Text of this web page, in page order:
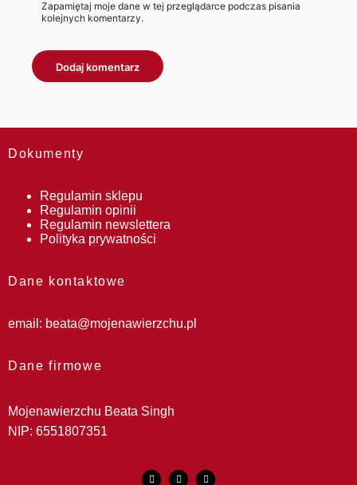
Zapamiętaj moje dane w tej przeglądarce podczas pisania
kolejnych komentarzy.
Dokumenty
Regulamin sklepu
Regulamin opinii
Regulamin newslettera
Polityka prywatności
Dane kontaktowe
email: beata@mojenawierzchu.pl
Dane firmowe
Mojenawierzchu Beata Singh
NIP: 6551807351